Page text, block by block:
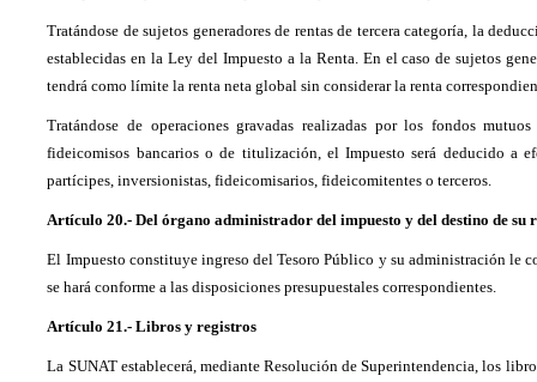
Tratándose de sujetos generadores de rentas de tercera categoría, la
establecidas en la Ley del Impuesto a la Renta. En el caso de sujetos
tendrá como límite la renta neta global sin considerar la renta
Tratándose de operaciones gravadas realizadas por los fondos
fideicomisos bancarios o de titulización, el Impuesto será deducido a
partícipes, inversionistas, fideicomisarios, fideicomitentes o terceros.
Artículo 20.- Del órgano administrador del impuesto y del destino de su
El Impuesto constituye ingreso del Tesoro Público y su administración le
se hará conforme a las disposiciones presupuestales correspondientes.
Artículo 21.- Libros y registros
La SUNAT establecerá, mediante Resolución de Superintendencia, los